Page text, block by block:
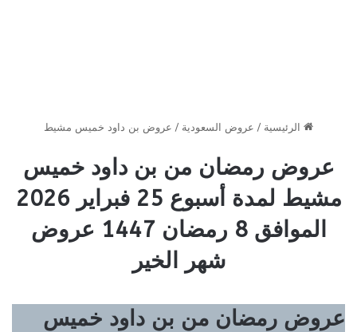
الرئيسية / عروض السعودية / عروض بن داود خميس مشيط
عروض رمضان من بن داود خميس
مشيط لمدة أسبوع 25 فبراير 2026
الموافق 8 رمضان 1447 عروض
شهر الخير
عروض رمضان من بن داود خميس